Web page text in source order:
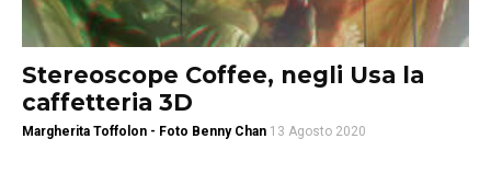
Stereoscope Coffee, negli Usa la
caffetteria 3D
Margherita Toffolon - Foto Benny Chan 13 Agosto 2020